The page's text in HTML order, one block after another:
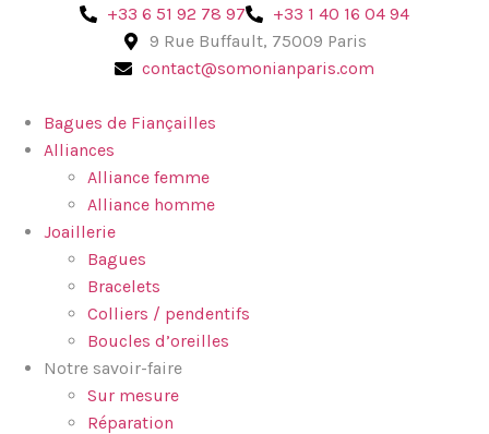
‪+33 6 51 92 78 97‬
+33 1 40 16 04 94
9 Rue Buffault, 75009 Paris
contact@somonianparis.com
Bagues de Fiançailles
Alliances
Alliance femme
Alliance homme
Joaillerie
Bagues
Bracelets
Colliers / pendentifs
Boucles d’oreilles
Notre savoir-faire
Sur mesure
Réparation